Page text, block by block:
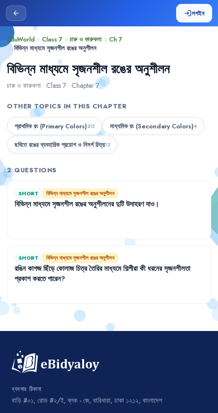
arrow_back loginলগইন
EduWorld chevron_right Class 7 chevron_right চারু ও কারুকলা chevron_right Ch 7
chevron_rightবিভিন্ন মাধ্যমে সৃজনশীল রঙের অনুশীলন
বিভিন্ন মাধ্যমে সৃজনশীল রঙের অনুশীলন
চারু ও কারুকলা · Class 7 · Chapter 7
OTHER TOPICS IN THIS CHAPTER
প্রাথমিক রং (Primary Colors)20 মাধ্যমিক রং (Secondary Colors)4
ছবিতে রঙের ব্যবহারিক প্রয়োগ ও নিসর্গ চিত্র13
2 QUESTIONS
SHORT বিভিন্ন মাধ্যমে সৃজনশীল রঙের অনুশীলন
বিভিন্নমাধ্যমেসৃজনশীলরঙেরঅনুশীলনেরদুটিউদাহরণদাও।
SHORT বিভিন্ন মাধ্যমে সৃজনশীল রঙের অনুশীলন
রঙিনকাগজছিঁড়েকোলাজচিত্রতৈরিরমাধ্যমেশিল্পীরাকীধরনেরসৃজনশীলতা
প্রকাশকরতেপারেন?
ব্যবসার ঠিকানা
বাড়ি #০১, রোড #২/ই, ব্লক - জে, বারিধারা, ঢাকা ১২১২, বাংলাদেশ